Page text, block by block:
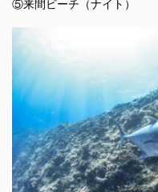
⑤来間ビーチ（ナイト）